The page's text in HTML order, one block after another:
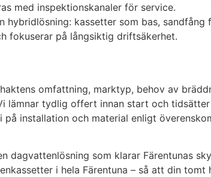
med inspektionskanaler för service.
hybridlösning: kassetter som bas,
fokuserar på långsiktig driftsäkerhet.
omfattning, marktyp, behov av
lämnar tydlig offert innan start och
installation och material enligt
dagvattenlösning som klarar Färentunas
i hela Färentuna – så att din